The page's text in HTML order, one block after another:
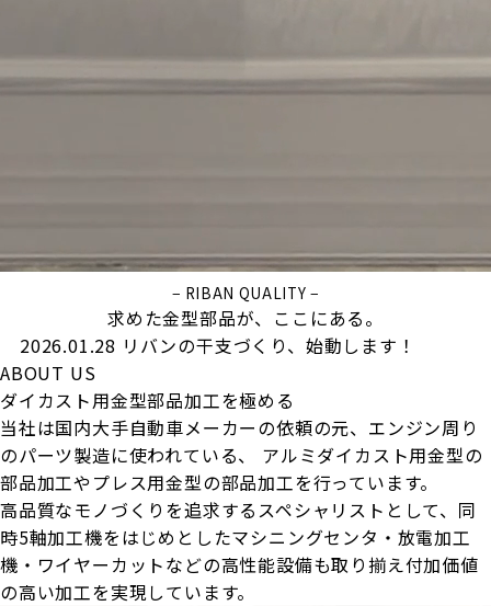
− RIBAN QUALITY −
求めた金型部品が、ここにある。
2026.01.28 リバンの干支づくり、始動します！
ABOUT US
ダイカスト用金型部品加工を極める
当社は国内大手自動車メーカーの依頼の元、エンジン周り
のパーツ製造に使われている、
アルミダイカスト用金型の
部品加工やプレス用金型の部品加工を行っています。
高品質なモノづくりを追求するスペシャリストとして、同
時5軸加工機をはじめとしたマシニングセンタ・放電加工
機・ワイヤーカットなどの高性能設備も取り揃え付加価値
の高い加工を実現しています。